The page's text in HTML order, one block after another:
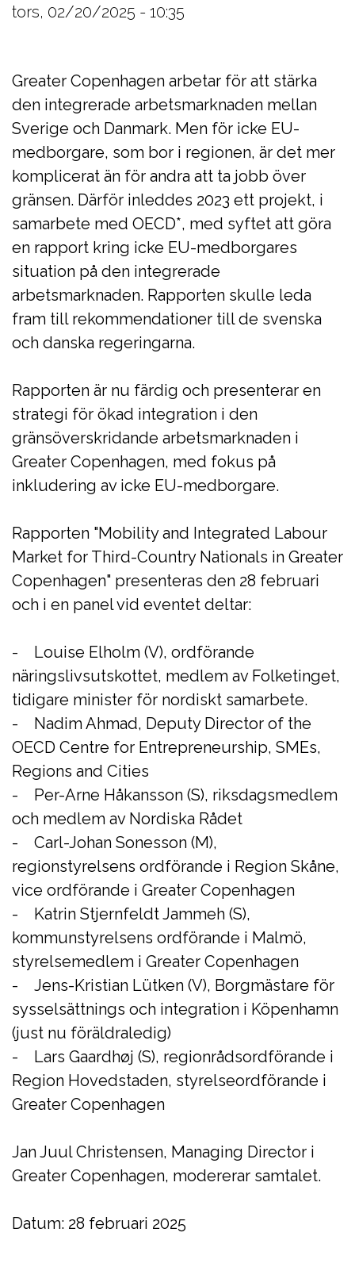
tors, 02/20/2025 - 10:35
Greater Copenhagen arbetar för att stärka
den integrerade arbetsmarknaden mellan
Sverige och Danmark. Men för icke EU-
medborgare, som bor i regionen, är det mer
komplicerat än för andra att ta jobb över
gränsen. Därför inleddes 2023 ett projekt, i
samarbete med OECD*, med syftet att göra
en rapport kring icke EU-medborgares
situation på den integrerade
arbetsmarknaden. Rapporten skulle leda
fram till rekommendationer till de svenska
och danska regeringarna.
Rapporten är nu färdig och presenterar en
strategi för ökad integration i den
gränsöverskridande arbetsmarknaden i
Greater Copenhagen, med fokus på
inkludering av icke EU-medborgare.
Rapporten "Mobility and Integrated Labour
Market for Third-Country Nationals in Greater
Copenhagen" presenteras den 28 februari
och i en panel vid eventet deltar:
- Louise Elholm (V), ordförande
näringslivsutskottet, medlem av Folketinget,
tidigare minister för nordiskt samarbete.
- Nadim Ahmad, Deputy Director of the
OECD Centre for Entrepreneurship, SMEs,
Regions and Cities
- Per-Arne Håkansson (S), riksdagsmedlem
och medlem av Nordiska Rådet
- Carl-Johan Sonesson (M),
regionstyrelsens ordförande i Region Skåne,
vice ordförande i Greater Copenhagen
- Katrin Stjernfeldt Jammeh (S),
kommunstyrelsens ordförande i Malmö,
styrelsemedlem i Greater Copenhagen
- Jens-Kristian Lütken (V), Borgmästare för
sysselsättnings och integration i Köpenhamn
(just nu föräldraledig)
- Lars Gaardhøj (S), regionrådsordförande i
Region Hovedstaden, styrelseordförande i
Greater Copenhagen
Jan Juul Christensen, Managing Director i
Greater Copenhagen, modererar samtalet.
Datum: 28 februari 2025